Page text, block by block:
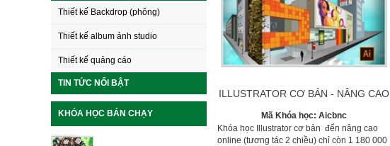
Thiết kế Backdrop (phông)
Thiết kế album ảnh studio
Thiết kế quảng cáo
TIN TỨC NỔI BẬT
KHÓA HỌC BÁN CHẠY
ILLUSTRATOR CƠ BẢN - NÂNG CAO
Mã Khóa học: Aicbnc
Khóa học Illustrator cơ bản đến nâng cao
online (tương tác 2 chiều) chỉ còn 1 180 000